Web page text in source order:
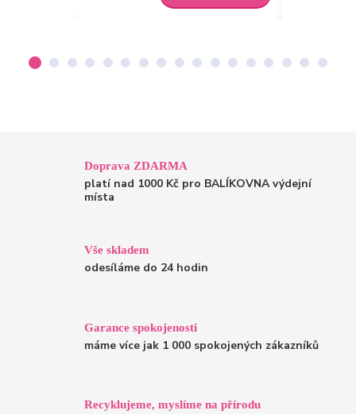
Doprava ZDARMA
platí nad 1000 Kč pro BALÍKOVNA výdejní
místa
Vše skladem
odesíláme do 24 hodin
Garance spokojenosti
máme více jak 1 000 spokojených zákazníků
Recyklujeme, myslíme na přírodu